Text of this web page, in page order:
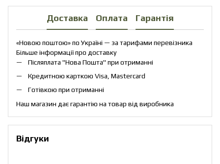
Доставка Оплата Гарантія
«Новою поштою» по Україні — за тарифами перевізника
Більше інформації про доставку
Післяплата "Нова Пошта" при отриманні
Кредитною карткою Visa, Mastercard
Готівкою при отриманні
Наш магазин дає гарантію на товар від виробника
Відгуки